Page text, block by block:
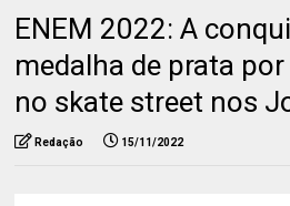
ENEM 2022: A
medalha de prata por
no skate street nos
Redação 15/11/2022